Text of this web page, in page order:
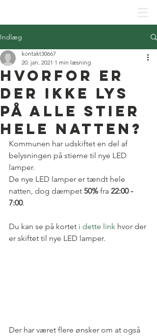
Indlæg
Hvorfor er
der ikke lys
på alle stier
hele natten?
kontakt30667
20. jan. 2021 1 min læsning
Kommunen har udskiftet en del af
belysningen på stierne til nye LED
lamper.
De nye LED lamper er tændt hele
natten, dog dæmpet 50% fra 22:00 -
7:00.
Du kan se på kortet i dette link hvor der
er skiftet til nye LED lamper.
Der har været flere ønsker om at også